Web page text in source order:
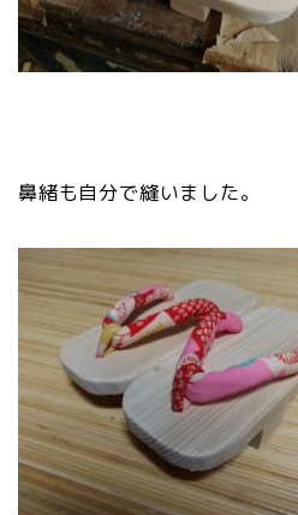
鼻緒も自分で縫いました。